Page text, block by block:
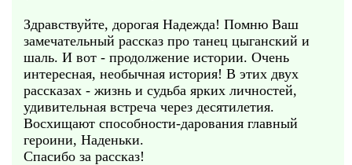
Здравствуйте, дорогая Надежда! Помню Ваш
замечательный рассказ про танец цыганский и
шаль. И вот - продолжение истории. Очень
интересная, необычная история! В этих двух
рассказах - жизнь и судьба ярких личностей,
удивительная встреча через десятилетия.
Восхищают способности-дарования главный
героини, Наденьки.
Спасибо за рассказ!